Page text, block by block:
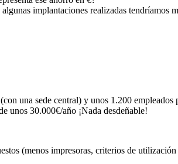
implantaciones realizadas tendríamos
una sede central) y unos 1.200
unos 30.000€/año ¡Nada desdeñable!
(menos impresoras, criterios de